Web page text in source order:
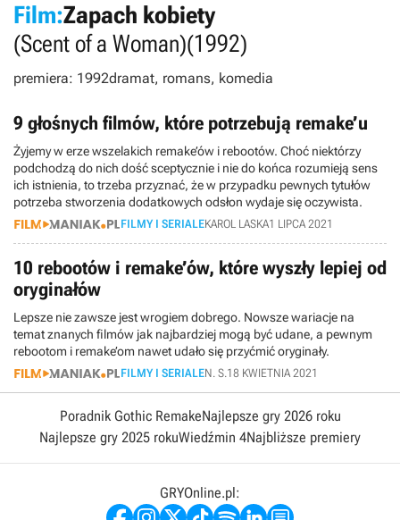
Film:Zapach kobiety
(Scent of a Woman)(1992)
premiera: 1992dramat, romans, komedia
9 głośnych filmów, które potrzebują remake’u
Żyjemy w erze wszelakich remake’ów i rebootów. Choć niektórzy
podchodzą do nich dość sceptycznie i nie do końca rozumieją sens
ich istnienia, to trzeba przyznać, że w przypadku pewnych tytułów
potrzeba stworzenia dodatkowych odsłon wydaje się oczywista.
FILMY I SERIALEKAROL LASKA1 LIPCA 2021
10 rebootów i remake’ów, które wyszły lepiej od
oryginałów
Lepsze nie zawsze jest wrogiem dobrego. Nowsze wariacje na
temat znanych filmów jak najbardziej mogą być udane, a pewnym
rebootom i remake’om nawet udało się przyćmić oryginały.
FILMY I SERIALEN. S.18 KWIETNIA 2021
Poradnik Gothic RemakeNajlepsze gry 2026 roku
Najlepsze gry 2025 rokuWiedźmin 4Najbliższe premiery
GRYOnline.pl: